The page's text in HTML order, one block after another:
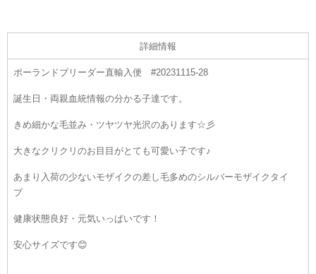
詳細情報
ポーランドブリーダー直輸入便 #20231115-28
誕生日・両親血統情報の分かる子達です。
きめ細かな毛並み・ツヤツヤ光沢のあります☆彡
大きなクリクリのお目目がとても可愛い子です♪
あまり入荷の少ないモザイクの差し毛多めのシルバーモザイクタイ
プ
健康状態良好・元気いっぱいです！
安心サイズです😊